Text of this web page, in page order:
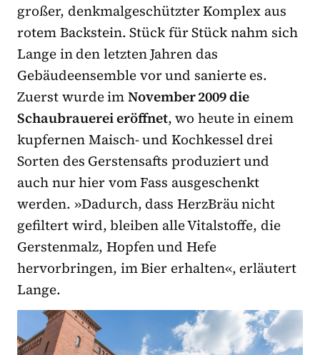
großer, denkmalgeschützter Komplex aus
rotem Backstein. Stück für Stück nahm sich
Lange in den letzten Jahren das
Gebäudeensemble vor und sanierte es.
Zuerst wurde imNovember 2009 die
Schaubrauerei eröffnet, wo heute in einem
kupfernen Maisch- und Kochkessel drei
Sorten des Gerstensafts produziert und
auch nur hier vom Fass ausgeschenkt
werden. »Dadurch, dass HerzBräu nicht
gefiltert wird, bleiben alle Vitalstoffe, die
Gerstenmalz, Hopfen und Hefe
hervorbringen, im Bier erhalten«, erläutert
Lange.